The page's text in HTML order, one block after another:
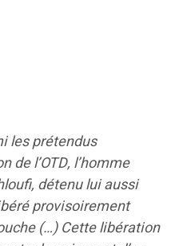
les prétendus
l’OTD, l’homme
détenu lui aussi
provisoirement
(…) Cette libération